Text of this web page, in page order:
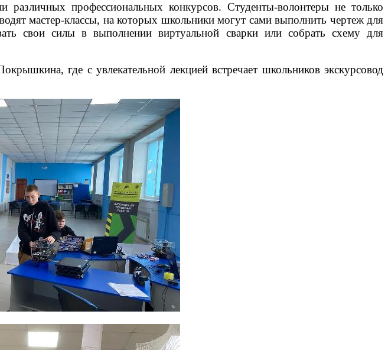
профессиональных конкурсов. Студенты-волонтеры не только
мастер-классы, на которых школьники могут сами выполнить чертеж для
свои силы в выполнении виртуальной сварки или собрать схему для
где с увлекательной лекцией встречает школьников экскурсовод